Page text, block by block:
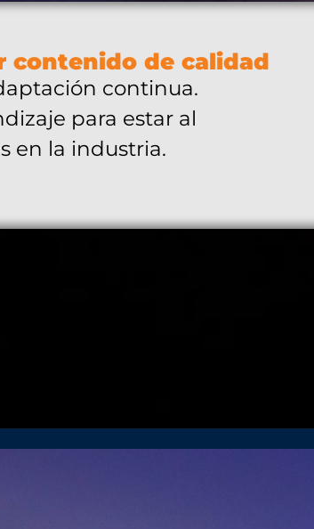
contenido de calidad
continua.
para estar al
en la industria.